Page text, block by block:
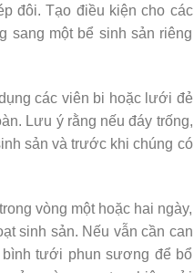
đôi. Tạo điều kiện cho các
sang một bể sinh sản riêng
các viên bi hoặc lưới đẻ
Lưu ý rằng nếu đáy trống,
sản và trước khi chúng có
vòng một hoặc hai ngày,
sinh sản. Nếu vẫn cần can
tưới phun sương để bổ